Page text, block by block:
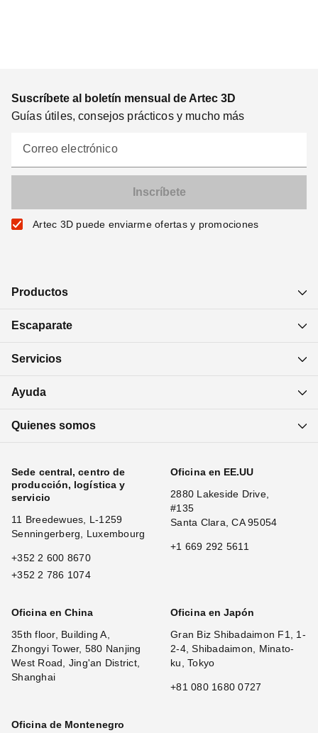
Suscríbete al boletín mensual de Artec 3D
Guías útiles, consejos prácticos y mucho más
Correo electrónico
Artec 3D puede enviarme ofertas y promociones
Productos
Escaparate
Servicios
Ayuda
Quienes somos
Sede central, centro de
producción, logística y
servicio
11 Breedewues, L-1259
Senningerberg, Luxembourg
+352 2 600 8670
+352 2 786 1074
Oficina en EE.UU
2880 Lakeside Drive,
#135
Santa Clara, CA 95054
+1 669 292 5611
Oficina en China
35th floor, Building A,
Zhongyi Tower, 580 Nanjing
West Road, Jing'an District,
Shanghai
Oficina en Japón
Gran Biz Shibadaimon F1, 1-
2-4, Shibadaimon, Minato-
ku, Tokyo
+81 080 1680 0727
Oficina de Montenegro